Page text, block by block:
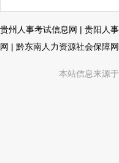
贵州人事考试信息网 | 贵阳人
网 | 黔东南人力资源社会保障网
本站信息来源